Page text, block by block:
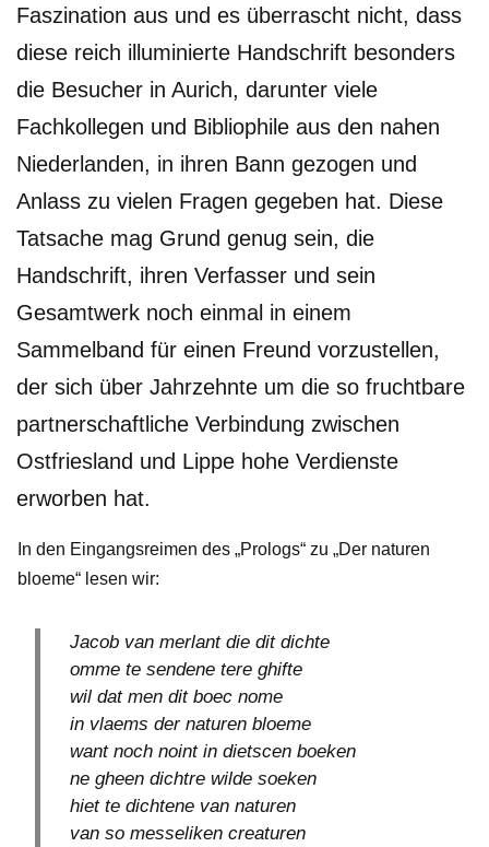
Faszination aus und es überrascht nicht, dass
diese reich illuminierte Handschrift besonders
die Besucher in Aurich, darunter viele
Fachkollegen und Bibliophile aus den nahen
Niederlanden, in ihren Bann gezogen und
Anlass zu vielen Fragen gegeben hat. Diese
Tatsache mag Grund genug sein, die
Handschrift, ihren Verfasser und sein
Gesamtwerk noch einmal in einem
Sammelband für einen Freund vorzustellen,
der sich über Jahrzehnte um die so fruchtbare
partnerschaftliche Verbindung zwischen
Ostfriesland und Lippe hohe Verdienste
erworben hat.
In den Eingangsreimen des „Prologs“ zu „Der naturen
bloeme“ lesen wir:
Jacob van merlant die dit dichte
omme te sendene tere ghifte
wil dat men dit boec nome
in vlaems der naturen bloeme
want noch noint in dietscen boeken
ne gheen dichtre wilde soeken
hiet te dichtene van naturen
van so messeliken creaturen